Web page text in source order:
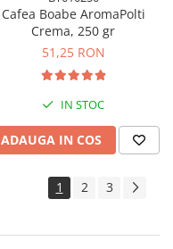
Cafea Boabe AromaPolti
Crema, 250 gr
51,25 RON
IN STOC
ADAUGA IN COS
1 2 3